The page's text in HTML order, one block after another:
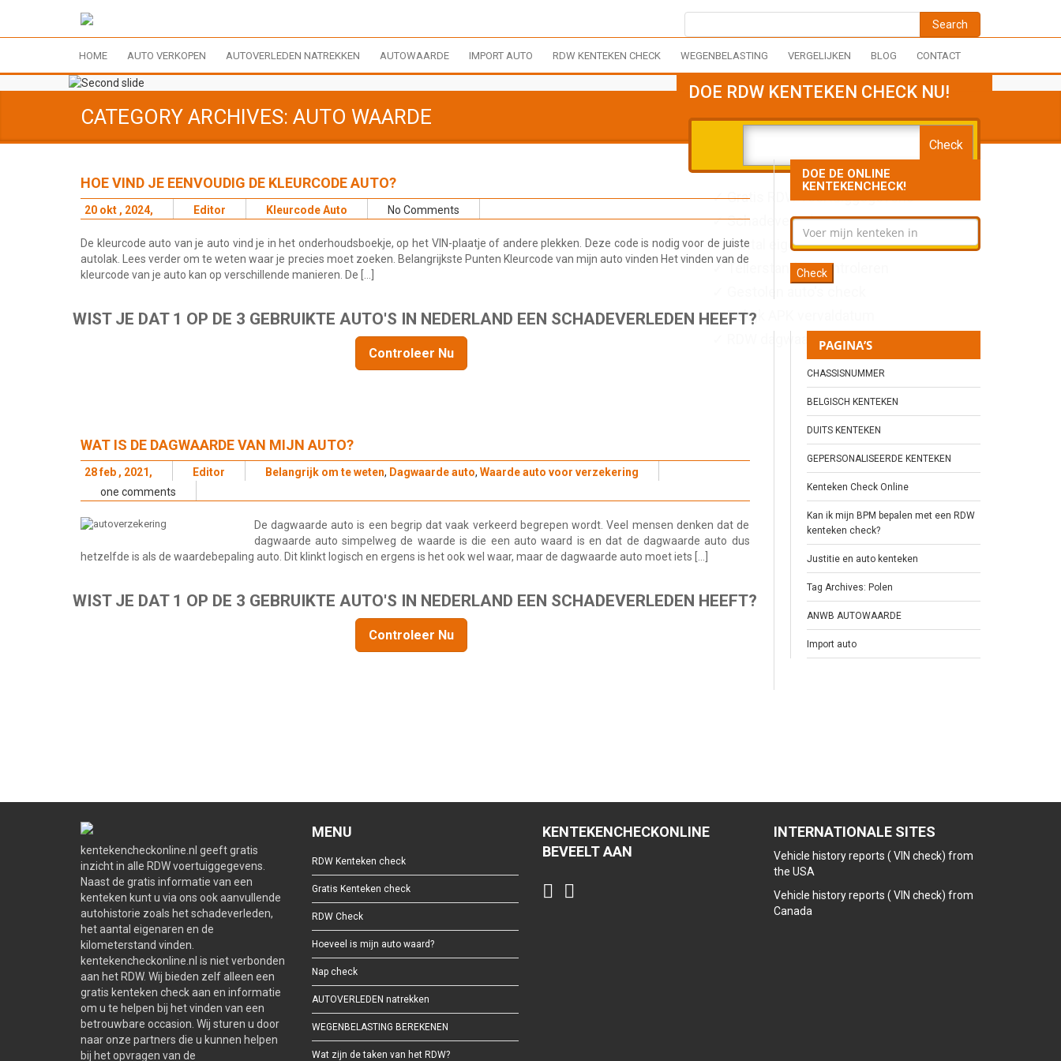
HOME AUTO VERKOPEN AUTOVERLEDEN NATREKKEN AUTOWAARDE IMPORT AUTO RDW KENTEKEN CHECK WEGENBELASTING VERGELIJKEN BLOG CONTACT
DOE RDW KENTEKEN CHECK NU!
✓ Gratis RDW voertuiggegevens
✓ Schadeverleden opvragen
✓ Aantal eigenaren natrekken
✓ Tellerstanden controleren
✓ Bekijk APK vervaldatum
✓ RDW dagwaarde opvragen
CATEGORY ARCHIVES: AUTO WAARDE
HOE VIND JE EENVOUDIG DE KLEURCODE AUTO?
20 okt , 2024, Editor Kleurcode Auto No Comments
De kleurcode auto van je auto vind je in het onderhoudsboekje, op het VIN-plaatje of andere plekken. Deze code is nodig voor de juiste
autolak. Lees verder om te weten waar je precies moet zoeken. Belangrijkste Punten Kleurcode van mijn auto vinden Het vinden van de
kleurcode van je auto kan op verschillende manieren. De […]
WIST JE DAT 1 OP DE 3 GEBRUIKTE AUTO'S IN NEDERLAND EEN SCHADEVERLEDEN HEEFT?
Controleer Nu
WAT IS DE DAGWAARDE VAN MIJN AUTO?
28 feb , 2021, Editor Belangrijk om te weten, Dagwaarde auto, Waarde auto voor verzekering
one comments
De dagwaarde auto is een begrip dat vaak verkeerd begrepen wordt. Veel mensen denken dat de
dagwaarde auto simpelweg de waarde is die een auto waard is en dat de dagwaarde auto dus
hetzelfde is als de waardebepaling auto. Dit klinkt logisch en ergens is het ook wel waar, maar de dagwaarde auto moet iets […]
WIST JE DAT 1 OP DE 3 GEBRUIKTE AUTO'S IN NEDERLAND EEN SCHADEVERLEDEN HEEFT?
Controleer Nu
DOE DE ONLINE
KENTEKENCHECK!
PAGINA’S
CHASSISNUMMER
BELGISCH KENTEKEN
DUITS KENTEKEN
GEPERSONALISEERDE KENTEKEN
Kenteken Check Online
Kan ik mijn BPM bepalen met een RDW
kenteken check?
Justitie en auto kenteken
Tag Archives: Polen
ANWB AUTOWAARDE
Import auto
kentekencheckonline.nl geeft gratis
inzicht in alle RDW voertuiggegevens.
Naast de gratis informatie van een
kenteken kunt u via ons ook aanvullende
autohistorie zoals het schadeverleden,
het aantal eigenaren en de
kilometerstand vinden.
kentekencheckonline.nl is niet verbonden
aan het RDW. Wij bieden zelf alleen een
gratis kenteken check aan en informatie
om u te helpen bij het vinden van een
betrouwbare occasion. Wij sturen u door
naar onze partners die u kunnen helpen
bij het opvragen van de
MENU
RDW Kenteken check
Gratis Kenteken check
RDW Check
Hoeveel is mijn auto waard?
Nap check
AUTOVERLEDEN natrekken
WEGENBELASTING BEREKENEN
Wat zijn de taken van het RDW?
KENTEKENCHECKONLINE
BEVEELT AAN
INTERNATIONALE SITES
Vehicle history reports ( VIN check) from
the USA
Vehicle history reports ( VIN check) from
Canada